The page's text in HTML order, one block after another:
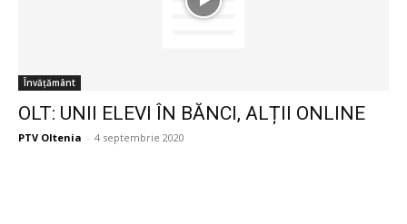
Învățământ
OLT: UNII ELEVI ÎN BĂNCI, ALȚII ONLINE
PTV Oltenia - 4 septembrie 2020